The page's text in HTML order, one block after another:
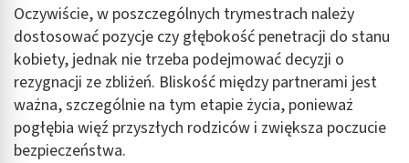
Oczywiście, w poszczególnych trymestrach należy
dostosować pozycje czy głębokość penetracji do stanu
kobiety, jednak nie trzeba podejmować decyzji o
rezygnacji ze zbliżeń. Bliskość między partnerami jest
ważna, szczególnie na tym etapie życia, ponieważ
pogłębia więź przyszłych rodziców i zwiększa poczucie
bezpieczeństwa.